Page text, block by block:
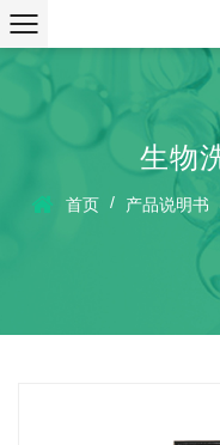
生物
首页 / 产品说明书